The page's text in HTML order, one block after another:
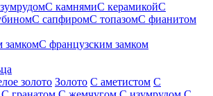
С камнямиС керамикойС
С сапфиромС топазомС фианитом
замкомС французским замком
золото Золото С аметистом С